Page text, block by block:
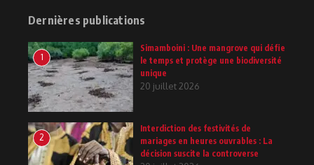
Dernières publications
1
Simamboini : Une mangrove qui défie
le temps et protège une biodiversité
unique
20 juillet 2026
2
Interdiction des festivités de
mariages en heures ouvrables : La
décision suscite la controverse